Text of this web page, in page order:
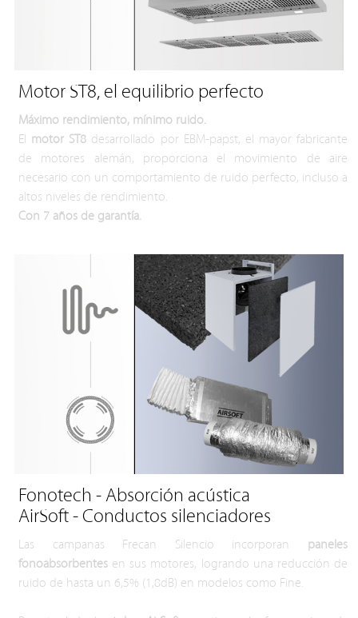
Motor ST8, el equilibrio perfecto
Máximo rendimiento, mínimo ruido.
El motor ST8 desarrollado por EBM-papst, el mayor fabricante
de motores alemán, proporciona el movimiento de aire
necesario con un comportamiento de ruido perfecto, incluso a
altos niveles de rendimiento.
Con 7 años de garantía.
Fonotech - Absorción acústica
AirSoft - Conductos silenciadores
Las campanas Frecan Silencio incorporan paneles
fonoabsorbentes en sus motores, logrando una reducción de
ruido de hasta un 6,5% (1,8dB) en modelos como Fine.